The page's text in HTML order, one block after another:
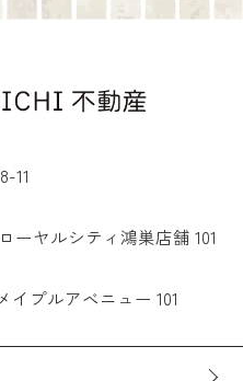
11
ーヤルシティ鴻巣店舗 101
イプルアベニュー 101